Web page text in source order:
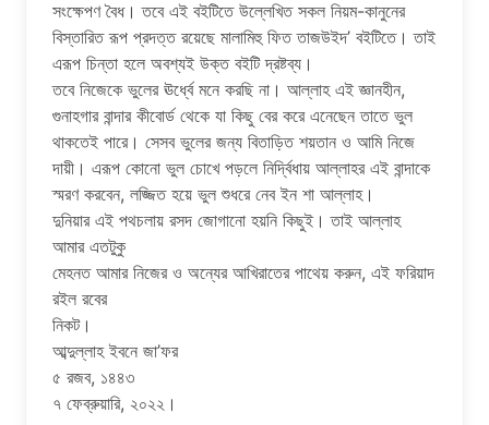
সংক্ষেপণ বৈধ। তবে এই বইটিতে উল্লেখিত সকল নিয়ম-কানুনের
বিস্তারিত রূপ প্রদত্ত রয়েছে মালামিহু ফিত তাজউইদ’ বইটিতে। তাই
এরূপ চিন্তা হলে অবশ্যই উক্ত বইটি দ্রষ্টব্য।
তবে নিজেকে ভুলের ঊর্ধ্বে মনে করছি না। আল্লাহ এই জ্ঞানহীন,
গুনাহগার বান্দার কীবোর্ড থেকে যা কিছু বের করে এনেছেন তাতে ভুল
থাকতেই পারে। সেসব ভুলের জন্য বিতাড়িত শয়তান ও আমি নিজে
দায়ী। এরূপ কোনো ভুল চোখে পড়লে নির্দ্বিধায় আল্লাহর এই বান্দাকে
স্মরণ করবেন, লজ্জিত হয়ে ভুল শুধরে নেব ইন শা আল্লাহ।
দুনিয়ার এই পথচলায় রসদ জোগানো হয়নি কিছুই। তাই আল্লাহ
আমার এতটুকু
মেহনত আমার নিজের ও অন্যের আখিরাতের পাথেয় করুন, এই ফরিয়াদ
রইল রবের
নিকট।
আব্দুল্লাহ ইবনে জা’ফর
৫ রজব, ১৪৪৩
৭ ফেব্রুয়ারি, ২০২২।